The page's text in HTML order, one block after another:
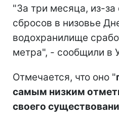
"За три месяца, из-за
сбросов в низовье
водохранилище
метра", - сообщили в
Отмечается, что оно "
самым низким
своего